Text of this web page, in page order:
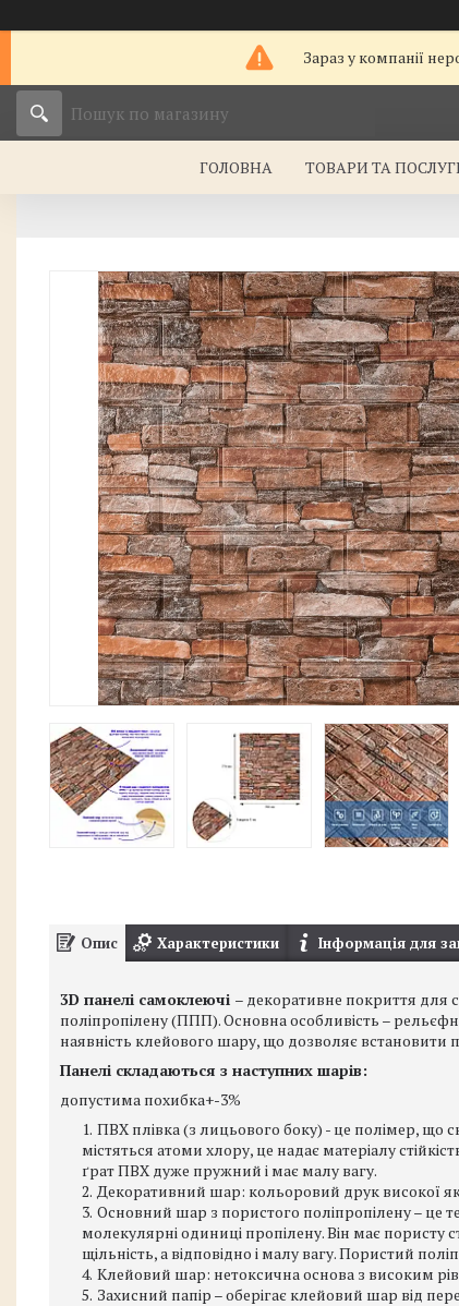
Зараз у компанії
ГОЛОВНА ТОВАРИ ТА
Опис Характеристики Інформація для
3D панелі самоклеючі – декоративне покриття для
поліпропілену (ППП). Основна особливість –
наявність клейового шару, що дозволяє встановити
Панелі складаються з наступних шарів:
допустима похибка+-3%
ПВХ плівка (з лицьового боку) - це полімер, що
містяться атоми хлору, це надає матеріалу
ґрат ПВХ дуже пружний і має малу вагу.
Декоративний шар: кольоровий друк високої
Основний шар з пористого поліпропілену – це
молекулярні одиниці пропілену. Він має пористу
щільність, а відповідно і малу вагу. Пористий
Клейовий шар: нетоксична основа з високим
Захисний папір – оберігає клейовий шар від